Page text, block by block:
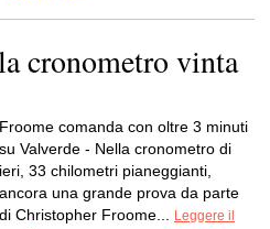
cronometro vinta
Froome comanda con oltre 3 minuti
su Valverde - Nella cronometro di
ieri, 33 chilometri pianeggianti,
ancora una grande prova da parte
di Christopher Froome...
Leggere il